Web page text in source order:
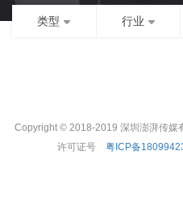
类型 行业
Copyright © 2018-2019 深圳澎湃传媒
许可证号 粤ICP备